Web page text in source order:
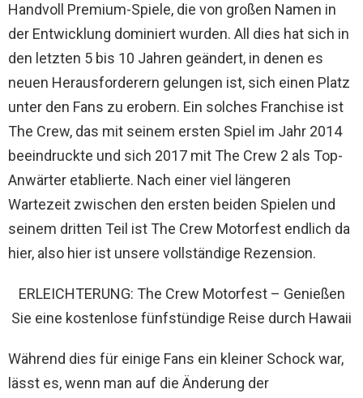
Handvoll Premium-Spiele, die von großen Namen in
der Entwicklung dominiert wurden. All dies hat sich in
den letzten 5 bis 10 Jahren geändert, in denen es
neuen Herausforderern gelungen ist, sich einen Platz
unter den Fans zu erobern. Ein solches Franchise ist
The Crew, das mit seinem ersten Spiel im Jahr 2014
beeindruckte und sich 2017 mit The Crew 2 als Top-
Anwärter etablierte. Nach einer viel längeren
Wartezeit zwischen den ersten beiden Spielen und
seinem dritten Teil ist The Crew Motorfest endlich da
hier, also hier ist unsere vollständige Rezension.
ERLEICHTERUNG: The Crew Motorfest – Genießen
Sie eine kostenlose fünfstündige Reise durch Hawaii
Während dies für einige Fans ein kleiner Schock war,
lässt es, wenn man auf die Änderung der